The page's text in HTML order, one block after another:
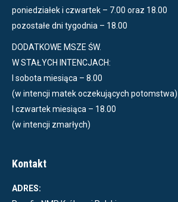
poniedziałek i czwartek – 7.00 oraz 18.00
pozostałe dni tygodnia – 18.00
DODATKOWE MSZE ŚW.
W STAŁYCH INTENCJACH:
I sobota miesiąca – 8.00
(w intencji matek oczekujących potomstwa)
I czwartek miesiąca – 18.00
(w intencji zmarłych)
Kontakt
ADRES: